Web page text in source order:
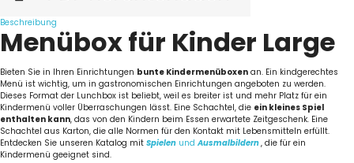
Beschreibung
Menübox für Kinder Large
Bieten Sie in Ihren Einrichtungen bunte Kindermenüboxen an. Ein kindgerechtes
Menü ist wichtig, um in gastronomischen Einrichtungen angeboten zu werden.
Dieses Format der Lunchbox ist beliebt, weil es breiter ist und mehr Platz für ein
Kindermenü voller Überraschungen lässt. Eine Schachtel, die ein kleines Spiel
enthalten kann, das von den Kindern beim Essen erwartete Zeitgeschenk. Eine
Schachtel aus Karton, die alle Normen für den Kontakt mit Lebensmitteln erfüllt.
Entdecken Sie unseren Katalog mit Spielen und Ausmalbildern, die für ein
Kindermenü geeignet sind.